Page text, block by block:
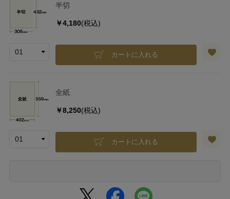
半切
￥4,180(税込)
カートに入れる
全紙
￥8,250(税込)
カートに入れる